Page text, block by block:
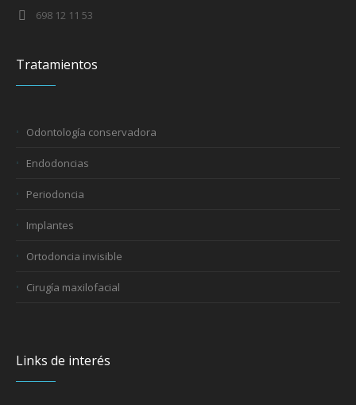
698 12 11 53
Tratamientos
Odontología conservadora
Endodoncias
Periodoncia
Implantes
Ortodoncia invisible
Cirugía maxilofacial
Links de interés